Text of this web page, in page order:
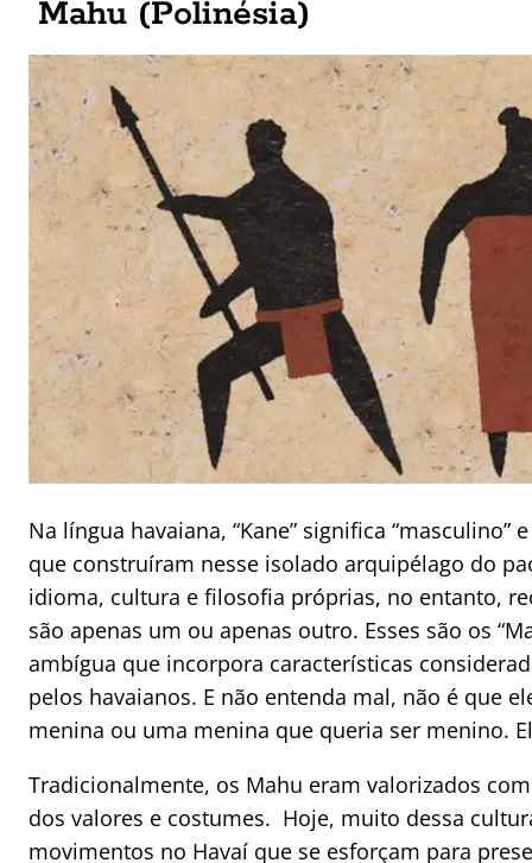
Mahu (Polinésia)
Na língua havaiana, “Kane” significa “masculino”
que construíram nesse isolado arquipélago do
idioma, cultura e filosofia próprias, no entanto,
são apenas um ou apenas outro. Esses são os
ambígua que incorpora características
pelos havaianos. E não entenda mal, não é que
menina ou uma menina que queria ser menino.
Tradicionalmente, os Mahu eram valorizados
dos valores e costumes. Hoje, muito dessa
movimentos no Havaí que se esforçam para